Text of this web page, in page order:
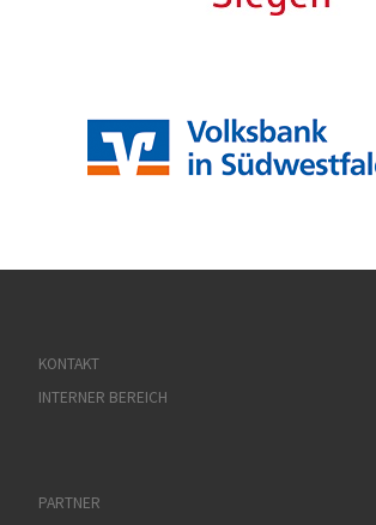
KONTAKT
INTERNER BEREICH
PARTNER